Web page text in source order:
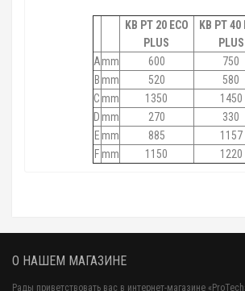
KB PT 20 ECO
PLUS
KB PT 40
PLUS
Amm 600
750
Bmm 520
580
Cmm 1350
1450
Dmm 270
330
Emm 885
1157
Fmm 1150 1220
О НАШЕМ МАГАЗИНЕ
Рады приветствовать вас в интернет-магазине